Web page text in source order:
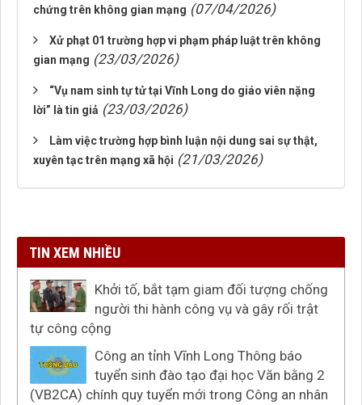
chứng trên không gian mạng (07/04/2026)
Xử phạt 01 trường hợp vi phạm pháp luật trên không
gian mạng (23/03/2026)
“Vụ nam sinh tự tử tại Vĩnh Long do giáo viên nặng
lời” là tin giả (23/03/2026)
Làm việc trường hợp bình luận nội dung sai sự thật,
xuyên tạc trên mạng xã hội (21/03/2026)
TIN XEM NHIỀU
Khởi tố, bắt tạm giam đối tượng chống
người thi hành công vụ và gây rối trật
tự công cộng
Công an tỉnh Vĩnh Long Thông báo
tuyển sinh đào tạo đại học Văn bằng 2
(VB2CA) chính quy tuyển mới trong Công an nhân